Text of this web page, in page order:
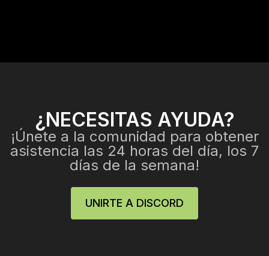
¿NECESITAS AYUDA?
¡Únete a la comunidad para obtener
asistencia las 24 horas del día, los 7
días de la semana!
UNIRTE A DISCORD